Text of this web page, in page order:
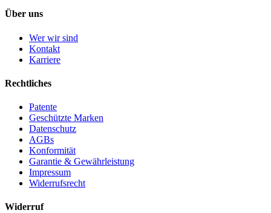
Über uns
Wer wir sind
Kontakt
Karriere
Rechtliches
Patente
Geschützte Marken
Datenschutz
AGBs
Konformität
Garantie & Gewährleistung
Impressum
Widerrufsrecht
Widerruf